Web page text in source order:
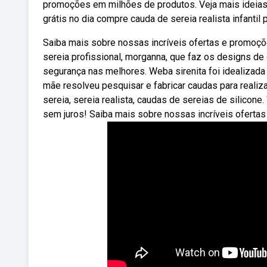
promoções em milhões de produtos. Veja mais
grátis no dia compre cauda de sereia realista infantil
Saiba mais sobre nossas incríveis ofertas e
sereia profissional, morganna, que faz os designs
segurança nas melhores. Weba sirenita foi
mãe resolveu pesquisar e fabricar caudas para
sereia, sereia realista, caudas de sereias de
sem juros! Saiba mais sobre nossas incríveis